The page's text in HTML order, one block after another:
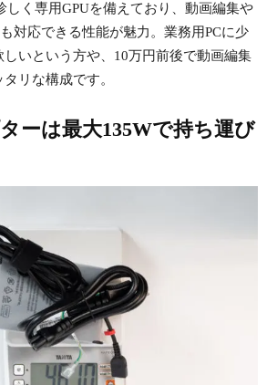
しく専用GPUを備えており、動画編集や
対応できる性能が魅力。業務用PCに少
しいという方や、10万円前後で動画編集
リな構成です。
ーは最大135Wで持ち運び